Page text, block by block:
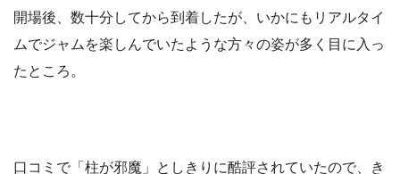
開場後、数十分してから到着したが、いかにもリアルタイ
ムでジャムを楽しんでいたような方々の姿が多く目に入っ
たところ。
口コミで「柱が邪魔」としきりに酷評されていたので、き